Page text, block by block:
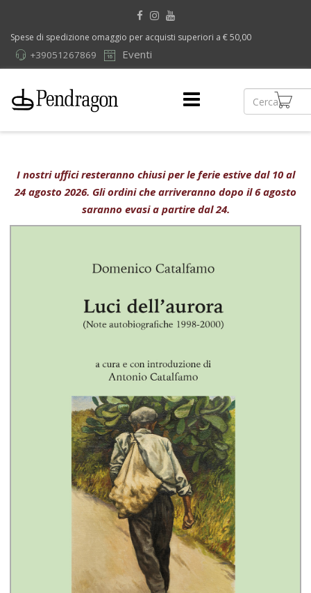
Spese di spedizione omaggio per acquisti superiori a € 50,00
Eventi
+39051267869
I nostri uffici resteranno chiusi per le ferie estive dal 10 al
24 agosto 2026. Gli ordini che arriveranno dopo il 6 agosto
saranno evasi a partire dal 24.